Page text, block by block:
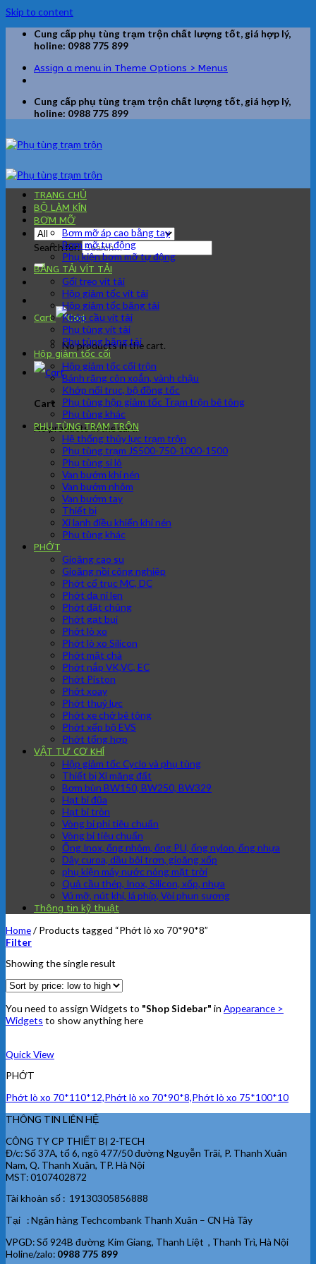
Skip to content
Cung cấp phụ tùng trạm trộn chất lượng tốt, giá hợp lý,
holine: 0988 775 899
Assign a menu in Theme Options > Menus
Cung cấp phụ tùng trạm trộn chất lượng tốt, giá hợp lý,
holine: 0988 775 899
Search for:
Cart
No products in the cart.
Cart
No products in the cart.
TRANG CHỦ
BỘ LÀM KÍN
BƠM MỠ
Bơm mỡ áp cao bằng tay
Bơm mỡ tự động
Phụ kiện bơm mỡ tự động
BĂNG TẢI VÍT TẢI
Gối treo vít tải
Hộp giảm tốc vít tải
Hộp giảm tốc băng tải
Khớp cầu vít tải
Phụ tùng vít tải
Phụ tùng băng tải
Hộp giảm tốc cối
Hộp giảm tốc cối trộn
Bánh răng côn xoắn, vành chậu
Khớp nối trục, bộ đồng tốc
Phụ tùng hộp giảm tốc Trạm trộn bê tông
Phụ tùng khác
PHỤ TÙNG TRẠM TRÔN
Hệ thống thủy lực trạm trộn
Phụ tùng trạm JS500-750-1000-1500
Phụ tùng si lô
Van bướm khí nén
Van bướm nhôm
Van bướm tay
Thiết bị
Xi lanh điều khiển khí nén
Phụ tùng khác
PHỚT
Gioăng cao su
Gioăng nồi công nghiệp
Phớt cổ trục MC, DC
Phớt dạ nỉ len
Phớt đặt chủng
Phớt gạt bụi
Phớt lò xo
Phớt lò xo Silicon
Phớt mặt chà
Phớt nắp VK,VC, EC
Phớt Piston
Phớt xoay
Phớt thuỷ lực
Phớt xe chở bê tông
Phớt xếp bộ EVS
Phớt tổng hợp
VẬT TƯ CƠ KHÍ
Hộp giảm tốc Cyclo và phụ tùng
Thiết bị Xi măng đất
Bơm bùn BW150, BW250, BW329
Hạt bi đũa
Hạt bi tròn
Vòng bi phi tiêu chuẩn
Vòng bi tiêu chuẩn
Ống Inox, ống nhôm, ống PU, ống nylon, ống nhựa
Dây curoa, dầu bôi trơn, gioăng xốp
phụ kiện máy nước nóng mặt trời
Quả cầu thép, Inox, Silicon, xốp, nhựa
Vú mỡ, nút khí, lá phíp, Vòi phun sương
Thông tin kỹ thuật
Home/ Products tagged “Phớt lò xo 70*90*8”
Filter
Showing the single result
You need to assign Widgets to "Shop Sidebar" in Appearance >
Widgets to show anything here
Quick View
PHỚT
Phớt lò xo 70*110*12,Phớt lò xo 70*90*8,Phớt lò xo 75*100*10
THÔNG TIN LIÊN HỆ
CÔNG TY CP THIẾT BỊ 2-TECH
Đ/c: Số 37A, tổ 6, ngõ 477/50 đường Nguyễn Trãi, P. Thanh Xuân
Nam, Q. Thanh Xuân, TP. Hà Nội
MST: 0107402872
Tài khoản số : 19130305856888
Tại : Ngân hàng Techcombank Thanh Xuân – CN Hà Tây
VPGD: Số 924B đường Kim Giang, Thanh Liệt , Thanh Trì, Hà Nội
Holine/zalo: 0988 775 899